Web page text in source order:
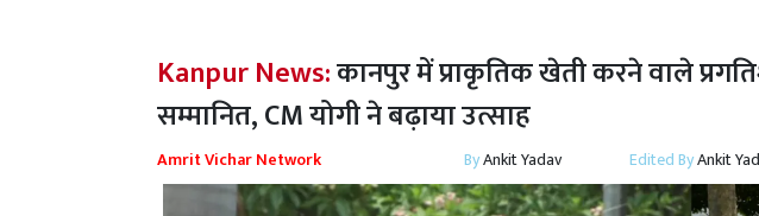
Kanpur News:कानपुर में प्राकृतिक खेती करने वाले
सम्मानित, CM योगी ने बढ़ाया उत्साह
Amrit Vichar Network ByAnkit Yadav Edited ByAnkit